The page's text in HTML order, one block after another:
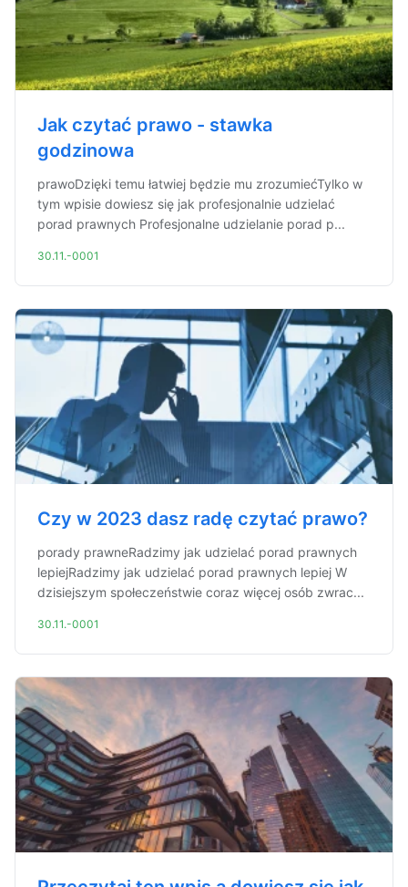
Jak czytać prawo - stawka
godzinowa
prawoDzięki temu łatwiej będzie mu zrozumiećTylko w
tym wpisie dowiesz się jak profesjonalnie udzielać
porad prawnych Profesjonalne udzielanie porad p...
30.11.-0001
Czy w 2023 dasz radę czytać prawo?
porady prawneRadzimy jak udzielać porad prawnych
lepiejRadzimy jak udzielać porad prawnych lepiej W
dzisiejszym społeczeństwie coraz więcej osób zwrac...
30.11.-0001